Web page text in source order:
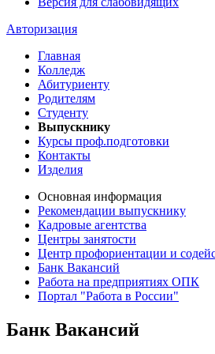
Авторизация
Главная
Колледж
Абитуриенту
Родителям
Студенту
Выпускнику
Курсы проф.подготовки
Контакты
Изделия
Основная информация
Рекомендации выпускнику
Кадровые агентства
Центры занятости
Центр профориентации и
Банк Вакансий
Работа на предприятиях ОПК
Портал "Работа в России"
Банк Вакансий